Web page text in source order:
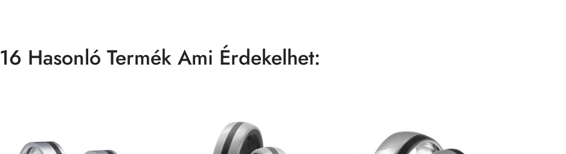
16 Hasonló Termék Ami Érdekelhet: